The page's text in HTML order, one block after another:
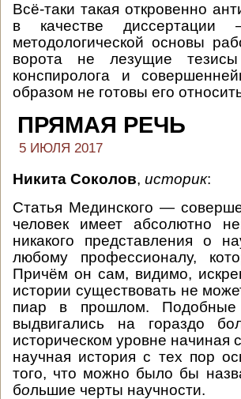
Всё-таки такая откровенно
в качестве
методологической основы
ворота не лезущие
конспиролога и
образом не готовы его
ПРЯМАЯ РЕЧЬ
5 ИЮЛЯ 2017
Никита Соколов, историк:
Статья Мединского —
человек имеет абсолютно
никакого представления о
любому профессионалу,
Причём он сам, видимо,
истории существовать не
пиар в прошлом. Подобные
выдвигались на гораздо
историческом уровне начиная
научная история с тех пор
того, что можно было бы
большие черты научности.